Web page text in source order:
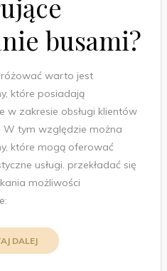
busami?
warto jest
które posiadają
w zakresie obsługi klientów
tym względzie można
które mogą oferować
usługi. przekładać się
możliwości
DALEJ